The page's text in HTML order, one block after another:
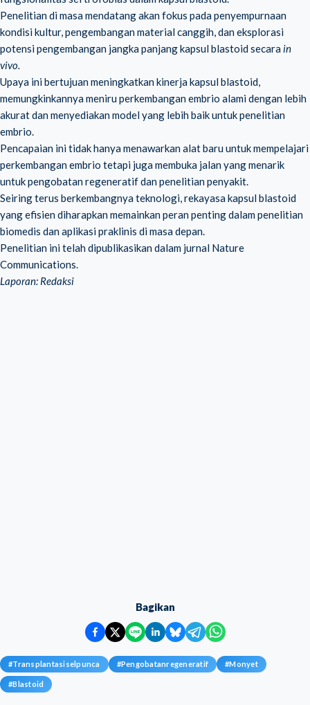
Penelitian di masa mendatang akan fokus pada penyempurnaan
kondisi kultur, pengembangan material canggih, dan eksplorasi
potensi pengembangan jangka panjang kapsul blastoid secarain
vivo.
Upaya ini bertujuan meningkatkan kinerja kapsul blastoid,
memungkinkannya meniru perkembangan embrio alami dengan lebih
akurat dan menyediakan model yang lebih baik untuk penelitian
embrio.
Pencapaian ini tidak hanya menawarkan alat baru untuk mempelajari
perkembangan embrio tetapi juga membuka jalan yang menarik
untuk pengobatan regeneratif dan penelitian penyakit.
Seiring terus berkembangnya teknologi, rekayasa kapsul blastoid
yang efisien diharapkan memainkan peran penting dalam penelitian
biomedis dan aplikasi praklinis di masa depan.
Penelitian ini telah dipublikasikan dalam jurnal Nature
Communications.
Laporan: Redaksi
Bagikan
#Transplantasiselpunca #Pengobatanregeneratif #Monyet
#Blastoid